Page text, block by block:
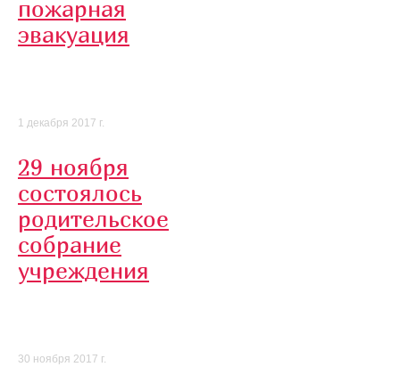
пожарная
эвакуация
1 декабря 2017 г.
29 ноября
состоялось
родительское
собрание
учреждения
30 ноября 2017 г.